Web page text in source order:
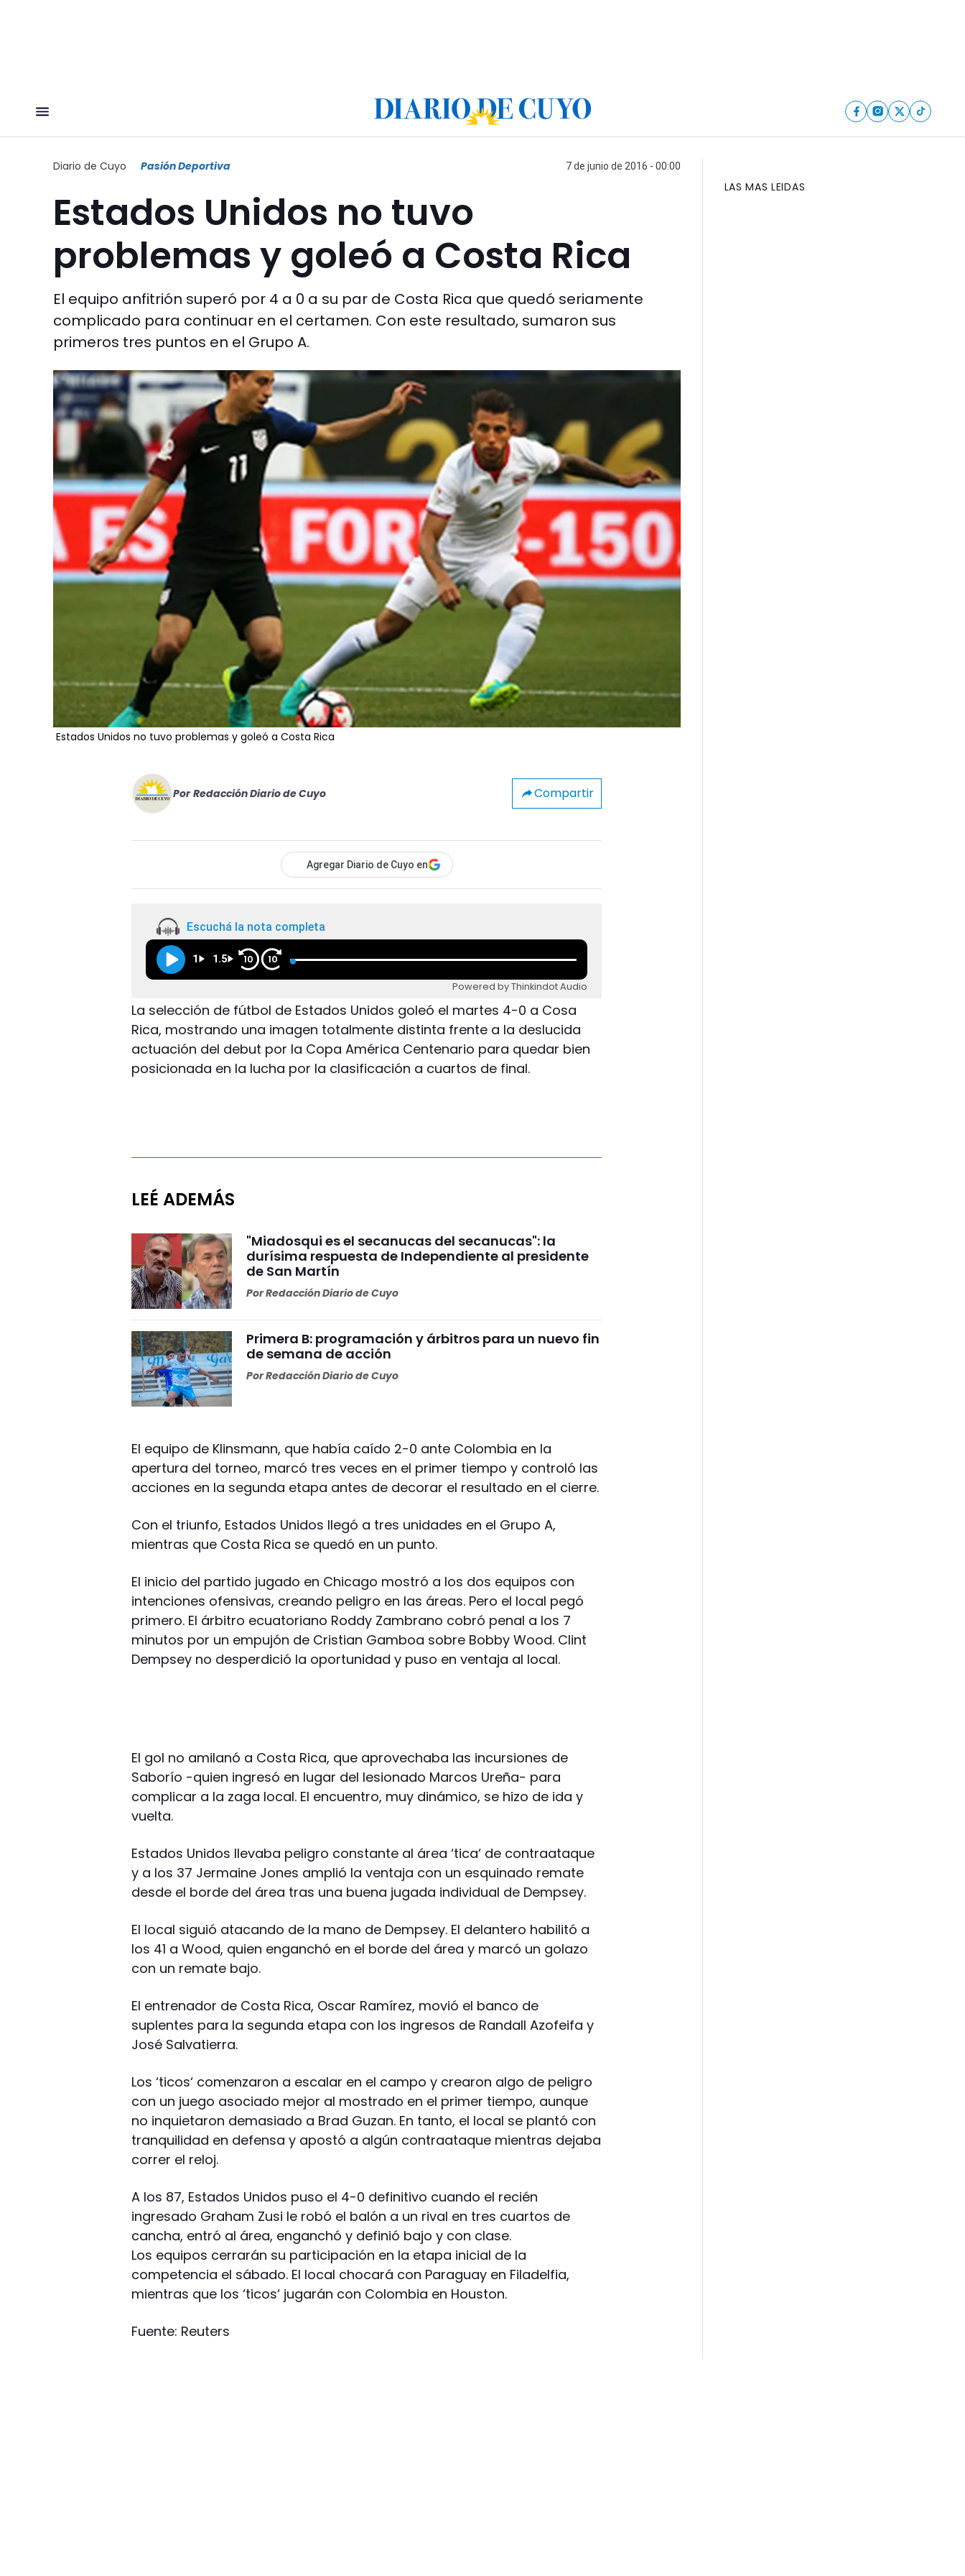
Diario de Cuyo Pasión Deportiva 7 de junio de 2016 - 00:00
Estados Unidos no tuvo
problemas y goleó a Costa Rica
El equipo anfitrión superó por 4 a 0 a su par de Costa Rica que quedó seriamente
complicado para continuar en el certamen. Con este resultado, sumaron sus
primeros tres puntos en el Grupo A.
Estados Unidos no tuvo problemas y goleó a Costa Rica
Por Redacción Diario de Cuyo Compartir
Agregar Diario de Cuyo en
Escuchá la nota completa
1 1.5 10 10
Powered by Thinkindot Audio
La selección de fútbol de Estados Unidos goleó el martes 4-0 a Cosa
Rica, mostrando una imagen totalmente distinta frente a la deslucida
actuación del debut por la Copa América Centenario para quedar bien
posicionada en la lucha por la clasificación a cuartos de final.
LEÉ ADEMÁS
"Miadosqui es el secanucas del secanucas": la
durísima respuesta de Independiente al presidente
de San Martín
PorRedacción Diario de Cuyo
Primera B: programación y árbitros para un nuevo fin
de semana de acción
PorRedacción Diario de Cuyo
El equipo de Klinsmann, que había caído 2-0 ante Colombia en la
apertura del torneo, marcó tres veces en el primer tiempo y controló las
acciones en la segunda etapa antes de decorar el resultado en el cierre.
Con el triunfo, Estados Unidos llegó a tres unidades en el Grupo A,
mientras que Costa Rica se quedó en un punto.
El inicio del partido jugado en Chicago mostró a los dos equipos con
intenciones ofensivas, creando peligro en las áreas. Pero el local pegó
primero. El árbitro ecuatoriano Roddy Zambrano cobró penal a los 7
minutos por un empujón de Cristian Gamboa sobre Bobby Wood. Clint
Dempsey no desperdició la oportunidad y puso en ventaja al local.
El gol no amilanó a Costa Rica, que aprovechaba las incursiones de
Saborío -quien ingresó en lugar del lesionado Marcos Ureña- para
complicar a la zaga local. El encuentro, muy dinámico, se hizo de ida y
vuelta.
Estados Unidos llevaba peligro constante al área ‘tica‘ de contraataque
y a los 37 Jermaine Jones amplió la ventaja con un esquinado remate
desde el borde del área tras una buena jugada individual de Dempsey.
El local siguió atacando de la mano de Dempsey. El delantero habilitó a
los 41 a Wood, quien enganchó en el borde del área y marcó un golazo
con un remate bajo.
El entrenador de Costa Rica, Oscar Ramírez, movió el banco de
suplentes para la segunda etapa con los ingresos de Randall Azofeifa y
José Salvatierra.
Los ‘ticos‘ comenzaron a escalar en el campo y crearon algo de peligro
con un juego asociado mejor al mostrado en el primer tiempo, aunque
no inquietaron demasiado a Brad Guzan. En tanto, el local se plantó con
tranquilidad en defensa y apostó a algún contraataque mientras dejaba
correr el reloj.
A los 87, Estados Unidos puso el 4-0 definitivo cuando el recién
ingresado Graham Zusi le robó el balón a un rival en tres cuartos de
cancha, entró al área, enganchó y definió bajo y con clase.
Los equipos cerrarán su participación en la etapa inicial de la
competencia el sábado. El local chocará con Paraguay en Filadelfia,
mientras que los ‘ticos‘ jugarán con Colombia en Houston.
Fuente: Reuters
LAS MAS LEIDAS